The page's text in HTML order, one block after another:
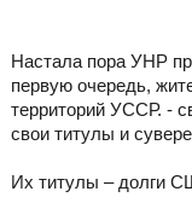
Настала пора УНР
первую очередь,
территорий УССР. -
свои титулы и
Их титулы – долги